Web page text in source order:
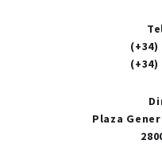
(+34)
(+34)
Plaza